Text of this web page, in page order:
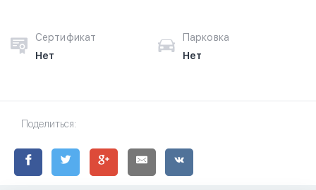
Сертификат
Нет
Парковка
Нет
Поделиться: